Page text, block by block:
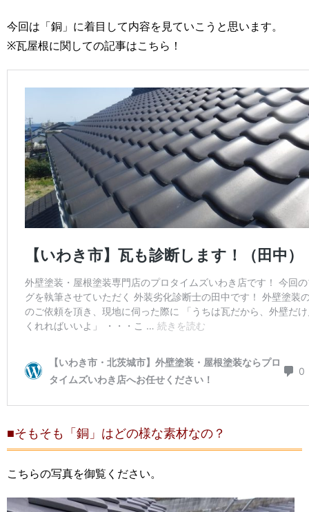
今回は「銅」に着目して内容を見ていこうと思います。
※瓦屋根に関しての記事はこちら！
■そもそも「銅」はどの様な素材なの？
こちらの写真を御覧ください。